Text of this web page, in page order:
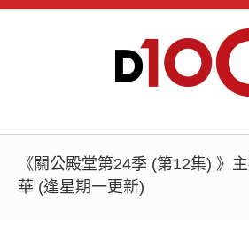
《關公殿堂第24季 (第12集) 》
華 (逢星期一更新)